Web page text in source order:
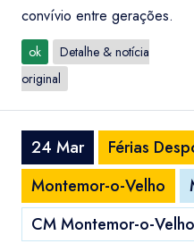
convívio entre gerações.
ok
Detalhe & notícia
original
24 Mar
Férias
Montemor-o-Velho
CM Montemor-o-Velho